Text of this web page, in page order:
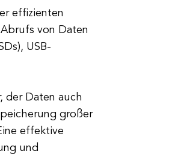
effizienten
von Daten
USB-
der Daten auch
großer
effektive
und